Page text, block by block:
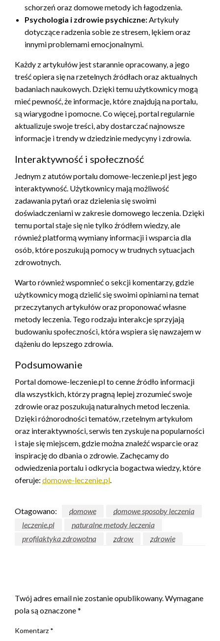
schorzeń oraz domowe metody ich łagodzenia.
Psychologia i zdrowie psychiczne:Artykuły
dotyczące radzenia sobie ze stresem, lękiem oraz
innymi problemami emocjonalnymi.
Każdy z artykułów jest starannie opracowany, a jego
treść opiera się na rzetelnych źródłach oraz aktualnych
badaniach naukowych. Dzięki temu użytkownicy mogą
mieć pewność, że informacje, które znajdują na portalu,
są wiarygodne i pomocne. Co więcej, portal regularnie
aktualizuje swoje treści, aby dostarczać najnowsze
informacje i trendy w dziedzinie medycyny i zdrowia.
Interaktywność i społeczność
Jednym z atutów portalu domowe-leczenie.pl jest jego
interaktywność. Użytkownicy mają możliwość
zadawania pytań oraz dzielenia się swoimi
doświadczeniami w zakresie domowego leczenia. Dzięki
temu portal staje się nie tylko źródłem wiedzy, ale
również platformą wymiany informacji i wsparcia dla
osób, które poszukują pomocy w trudnych sytuacjach
zdrowotnych.
Warto również wspomnieć o sekcji komentarzy, gdzie
użytkownicy mogą dzielić się swoimi opiniami na temat
przeczytanych artykułów oraz proponować własne
metody leczenia. Tego rodzaju interakcje sprzyjają
budowaniu społeczności, która wspiera się nawzajem w
dążeniu do lepszego zdrowia.
Podsumowanie
Portal domowe-leczenie.pl to cenne źródło informacji
dla wszystkich, którzy pragną lepiej zrozumieć swoje
zdrowie oraz poszukują naturalnych metod leczenia.
Dzięki różnorodności tematów, rzetelnym artykułom
oraz interaktywności, serwis ten zyskuje na popularności
i staje się miejscem, gdzie można znaleźć wsparcie oraz
inspirację do dbania o zdrowie. Zachęcamy do
odwiedzenia portalu i odkrycia bogactwa wiedzy, które
oferuje: domowe-leczenie.pl.
Otagowano: domowe
domowe sposoby leczenia
leczenie.pl
naturalne metody leczenia
profilaktyka zdrowotna
zdrow zdrowie
Twój adres email nie zostanie opublikowany.Wymagane
pola są oznaczone*
Komentarz *